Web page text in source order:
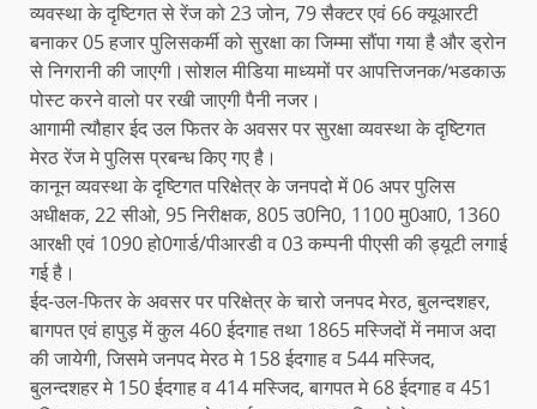
व्यवस्था के दृष्टिगत से रेंज को 23 जोन, 79 सैक्टर एवं 66 क्यूआरटी
बनाकर 05 हजार पुलिसकर्मी को सुरक्षा का जिम्मा सौंपा गया है और ड्रोन
से निगरानी की जाएगी।सोशल मीडिया माध्यमों पर आपत्तिजनक/भडकाऊ
पोस्ट करने वालो पर रखी जाएगी पैनी नजर।
आगामी त्यौहार ईद उल फितर के अवसर पर सुरक्षा व्यवस्था के दृष्टिगत
मेरठ रेंज मे पुलिस प्रबन्ध किए गए है।
कानून व्यवस्था के दृष्टिगत परिक्षेत्र के जनपदो में 06 अपर पुलिस
अधीक्षक, 22 सीओ, 95 निरीक्षक, 805 उ0नि0, 1100 मु0आ0, 1360
आरक्षी एवं 1090 हो0गार्ड/पीआरडी व 03 कम्पनी पीएसी की ड्यूटी लगाई
गई है।
ईद-उल-फितर के अवसर पर परिक्षेत्र के चारो जनपद मेरठ, बुलन्दशहर,
बागपत एवं हापुड़ में कुल 460 ईदगाह तथा 1865 मस्जिदों में नमाज अदा
की जायेगी, जिसमे जनपद मेरठ मे 158 ईदगाह व 544 मस्जिद,
बुलन्दशहर मे 150 ईदगाह व 414 मस्जिद, बागपत मे 68 ईदगाह व 451